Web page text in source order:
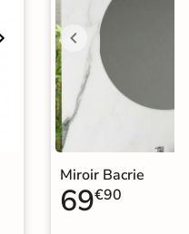
chimiques, exceptés ceux
Le plan de toilette
un peu plus grand que
de préserver le
gouttes d'eau.
Miroir Bacrie
69€90